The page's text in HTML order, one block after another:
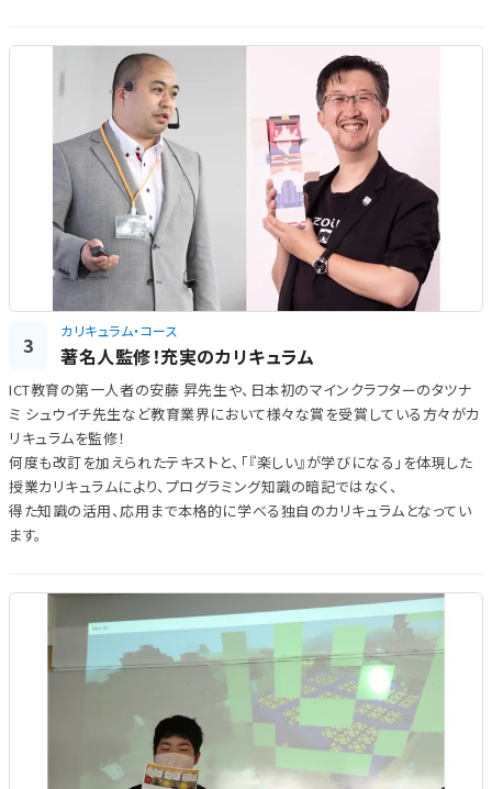
3
カリキュラム・コース
著名人監修！充実のカリキュラム
ICT教育の第一人者の安藤 昇先生や、日本初のマインクラフターのタツナ
ミ シュウイチ先生など教育業界において様々な賞を受賞している方々がカ
リキュラムを監修！
何度も改訂を加えられたテキストと、「『楽しい』が学びになる」を体現した
授業カリキュラムにより、プログラミング知識の暗記ではなく、
得た知識の活用、応用まで本格的に学べる独自のカリキュラムとなってい
ます。